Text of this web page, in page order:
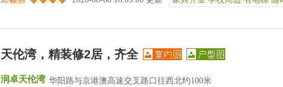
天伦湾，精装修2居，齐全
润卓天伦湾 华阳路与京港澳高速交叉路口往西北约100米